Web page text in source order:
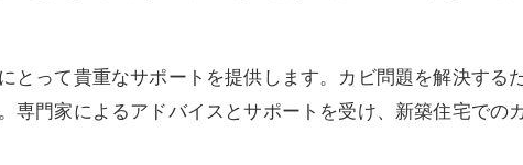
とって貴重なサポートを提供します。カビ問題を解決する
専門家によるアドバイスとサポートを受け、新築住宅での